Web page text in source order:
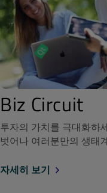
Biz Circuit
투자의 가치를 극대화하
벗어나 여러분만의 생태
자세히 보기